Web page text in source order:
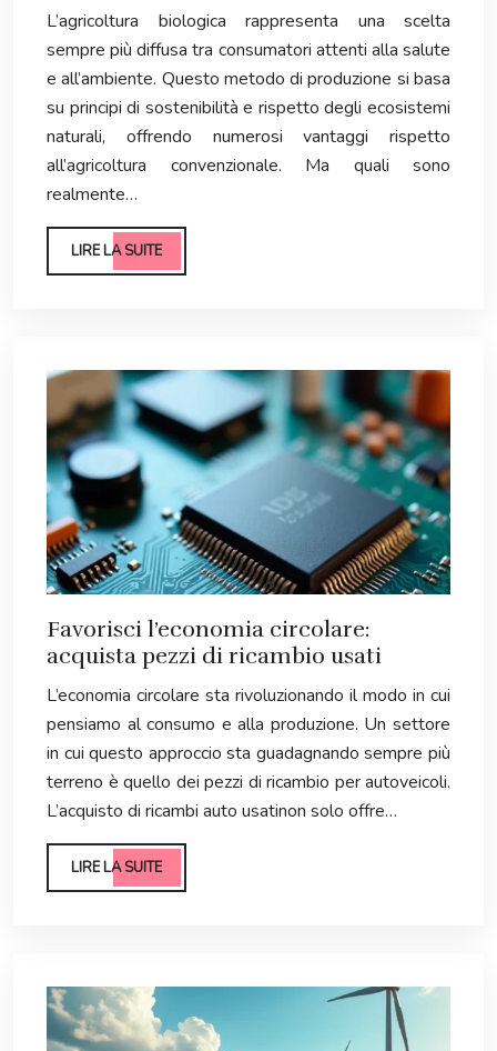
L’agricoltura biologica rappresenta una scelta
sempre più diffusa tra consumatori attenti alla salute
e all’ambiente. Questo metodo di produzione si basa
su principi di sostenibilità e rispetto degli ecosistemi
naturali, offrendo numerosi vantaggi rispetto
all’agricoltura convenzionale. Ma quali sono
realmente…
LIRE LA SUITE
Favorisci l’economia circolare:
acquista pezzi di ricambio usati
L’economia circolare sta rivoluzionando il modo in cui
pensiamo al consumo e alla produzione. Un settore
in cui questo approccio sta guadagnando sempre più
terreno è quello dei pezzi di ricambio per autoveicoli.
L’acquisto di ricambi auto usatinon solo offre…
LIRE LA SUITE